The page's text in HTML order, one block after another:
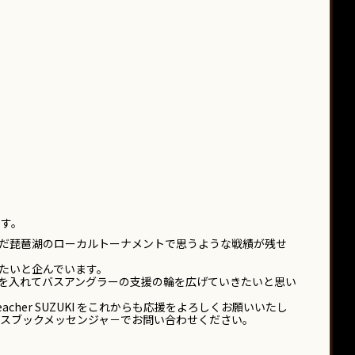
。
琶湖のローカルトーナメントで思うような戦績が残せ
と企んでいます。
れてバスアングラーの支援の輪を広げていきたいと思い
SUZUKI をこれからも応援をよろしくお願いいたし
ックメッセンジャ－でお問い合わせください。